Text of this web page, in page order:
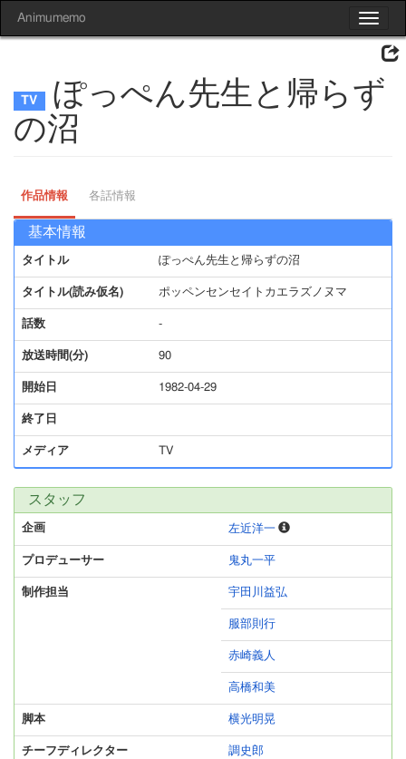
Toggle
Animumemo
ぽっぺん先生と帰らず
の沼
作品情報 各話情報
基本情報
タイトル ぽっぺん先生と帰らずの沼
タイトル(読み仮名) ポッペンセンセイトカエラズノヌマ
話数 -
放送時間(分) 90
開始日 1982-04-29
終了日
メディア TV
スタッフ
企画 左近洋一
プロデューサー 鬼丸一平
制作担当 宇田川益弘
服部則行
赤崎義人
高橋和美
脚本 横光明晃
チーフディレクター 調史郎